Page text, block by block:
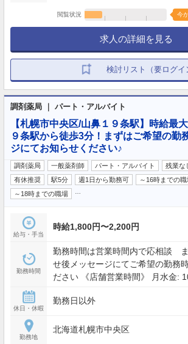
閲覧状況 今
求人の詳細を見る
検討リスト（要ログイ
調剤薬局 ｜ パート・アルバイト
【札幌市中央区/山鼻１９条駅】時給最
９条駅から徒歩3分！まずはご希望の勤
ジにてお知らせください♪
調剤薬局 一般薬剤師 パート・アルバイト
残業な
有休推奨
駅5分 週1日から勤務可 ～16時までの職
～18時までの職場
給与・手当
時給1,800円〜2,200円
勤務時間
勤務時間は営業時間内で応相談
せ後メッセージにてご希望の勤務
ださい 《店舗営業時間》 月水金:
休日・休暇
勤務日以外
勤務地
北海道札幌市中央区